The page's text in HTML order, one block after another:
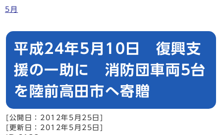
5月
平成24年5月10日 復興支
援の一助に 消防団車両5台
を陸前高田市へ寄贈
[公開日：2012年5月25日]
[更新日：2012年5月25日]